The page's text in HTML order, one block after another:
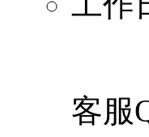
客服